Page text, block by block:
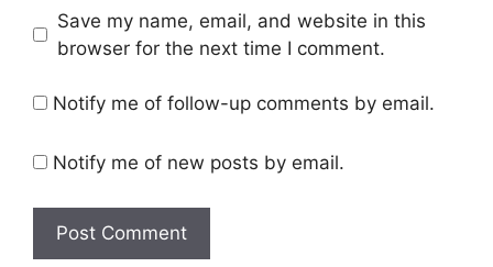
Save my name, email, and website in this
browser for the next time I comment.
Notify me of follow-up comments by email.
Notify me of new posts by email.